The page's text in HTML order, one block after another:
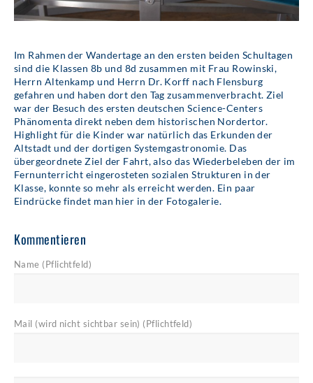
Im Rahmen der Wandertage an den ersten beiden Schultagen
sind die Klassen 8b und 8d zusammen mit Frau Rowinski,
Herrn Altenkamp und Herrn Dr. Korff nach Flensburg
gefahren und haben dort den Tag zusammenverbracht. Ziel
war der Besuch des ersten deutschen Science-Centers
Phänomenta direkt neben dem historischen Nordertor.
Highlight für die Kinder war natürlich das Erkunden der
Altstadt und der dortigen Systemgastronomie. Das
übergeordnete Ziel der Fahrt, also das Wiederbeleben der im
Fernunterricht eingerosteten sozialen Strukturen in der
Klasse, konnte so mehr als erreicht werden. Ein paar
Eindrücke findet man hier in der Fotogalerie.
Kommentieren
Name (Pflichtfeld)
Mail (wird nicht sichtbar sein) (Pflichtfeld)